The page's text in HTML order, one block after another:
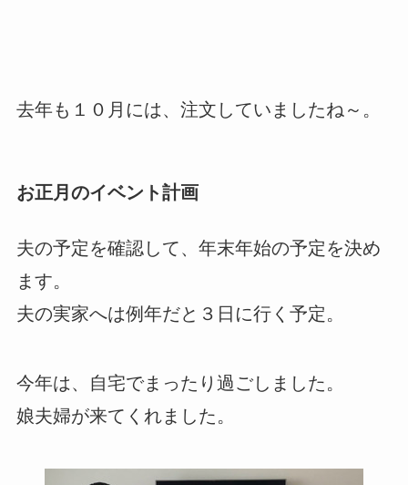
去年も１０月には、注文していましたね～。
お正月のイベント計画
夫の予定を確認して、年末年始の予定を決め
ます。
夫の実家へは例年だと３日に行く予定。
今年は、自宅でまったり過ごしました。
娘夫婦が来てくれました。